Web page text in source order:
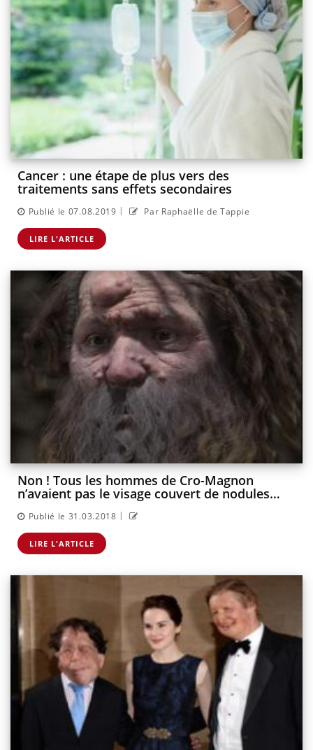
Cancer : une étape de plus vers des
traitements sans effets secondaires
Publié le 07.08.2019 | Par Raphaëlle de Tappie
LIRE L'ARTICLE
Non ! Tous les hommes de Cro-Magnon
n’avaient pas le visage couvert de nodules…
Publié le 31.03.2018 |
LIRE L'ARTICLE